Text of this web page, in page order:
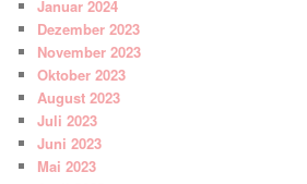
Januar 2024
Dezember 2023
November 2023
Oktober 2023
August 2023
Juli 2023
Juni 2023
Mai 2023